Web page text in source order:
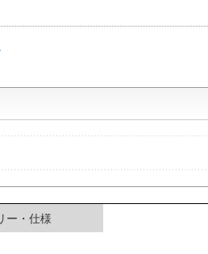
ー・仕様